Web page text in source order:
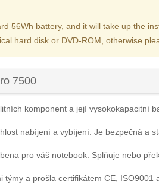
56Wh battery, and it will take up the
hard disk or DVD-ROM, otherwise
7500
komponent a její vysokokapacitní
nabíjení a vybíjení. Je bezpečná a
pro váš notebook. Splňuje nebo
a prošla certifikátem CE, ISO9001